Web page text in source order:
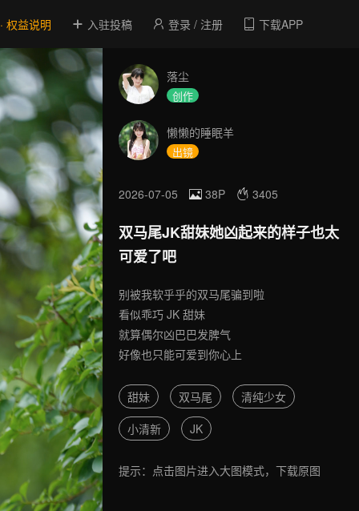
权益说明 入驻投稿 登录 / 注册 下载APP
落尘
创作
懒懒的睡眠羊
出镜
2026-07-05 38P 3405
双马尾JK甜妹她凶起来的样子也太
可爱了吧
别被我软乎乎的双马尾骗到啦
看似乖巧 JK 甜妹
就算偶尔凶巴巴发脾气
好像也只能可爱到你心上
甜妹 双马尾
清纯少女
小清新
JK
提示：点击图片进入大图模式，下载原图